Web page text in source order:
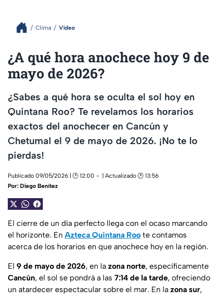
Clima Video
¿A qué hora anochece hoy 9 de
mayo de 2026?
¿Sabes a qué hora se oculta el sol hoy en
Quintana Roo? Te revelamos los horarios
exactos del anochecer en Cancún y
Chetumal el 9 de mayo de 2026. ¡No te lo
pierdas!
Publicado 09/05/2026 | 🕑 12:00
| Actualizado 🕑 13:56
Por: Diego Benítez
El cierre de un día perfecto llega con el ocaso marcando
el horizonte. En Azteca Quintana Roo te contamos
acerca de los horarios en que anochece hoy en la región.
El 9 de mayo de 2026, en la zona norte, específicamente
Cancún, el sol se pondrá a las 7:14 de la tarde, ofreciendo
un atardecer espectacular sobre el mar. En la zona sur,